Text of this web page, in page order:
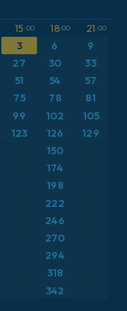
15 :00 18:00 21:00
3 6 9
27 30
33
51 54
57
75 78
81
99 102
105
123 126
129
150
174
198
222
246
270
294
318
342